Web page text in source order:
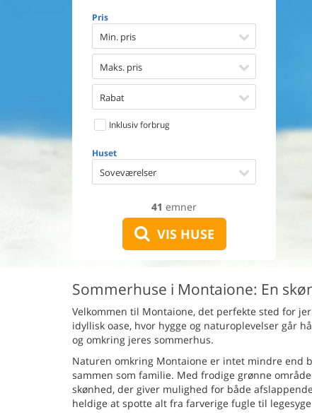
Pris
Min. pris
Maks. pris
Rabat
Inklusiv forbrug
Huset
Soveværelser
41 emner
VIS HUSE
Sommerhuse i Montaione: En
Velkommen til Montaione, det perfekte sted for
idyllisk oase, hvor hygge og naturoplevelser går
og omkring jeres sommerhus.
Naturen omkring Montaione er intet mindre end
sammen som familie. Med frodige grønne
skønhed, der giver mulighed for både
heldige at spotte alt fra farverige fugle til